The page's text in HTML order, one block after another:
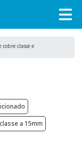
cobre classe e
a 15mm